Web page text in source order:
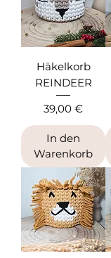
Häkelkorb
REINDEER
Preis
39,00 €
In den
Warenkorb